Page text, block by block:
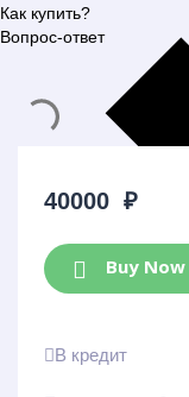
Как купить?
Вопрос-ответ
40000 ₽
Buy Now
В кредит